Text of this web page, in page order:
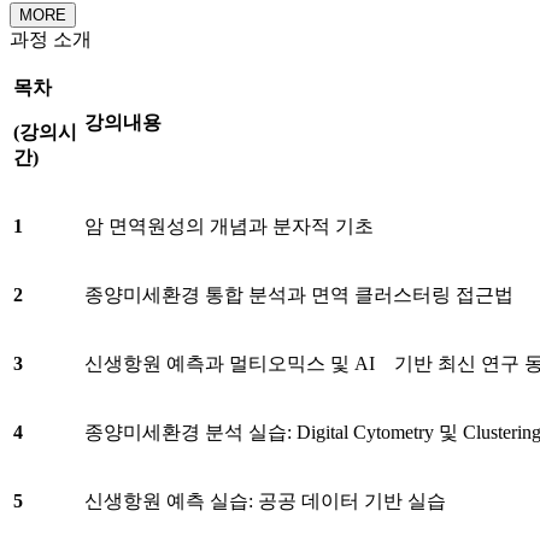
MORE
과정 소개
목차
(강의시
간)
강의내용
1 암 면역원성의 개념과 분자적 기초
2 종양미세환경 통합 분석과 면역 클러스터링 접근법
3 신생항원 예측과 멀티오믹스 및 AI 기반 최신 연구
4 종양미세환경 분석 실습: Digital Cytometry 및 Clustering
5 신생항원 예측 실습: 공공 데이터 기반 실습